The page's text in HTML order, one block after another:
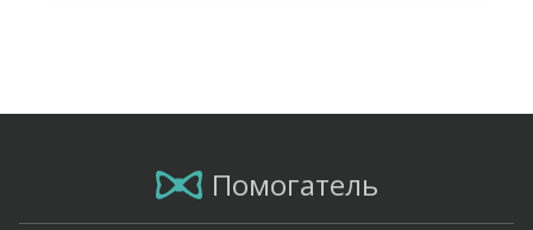
Помогатель